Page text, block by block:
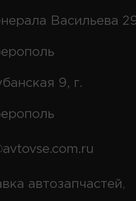
Васильева
9, г.
автозапчастей,